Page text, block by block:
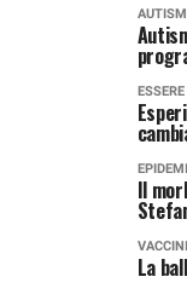
Il
VACCINI
La